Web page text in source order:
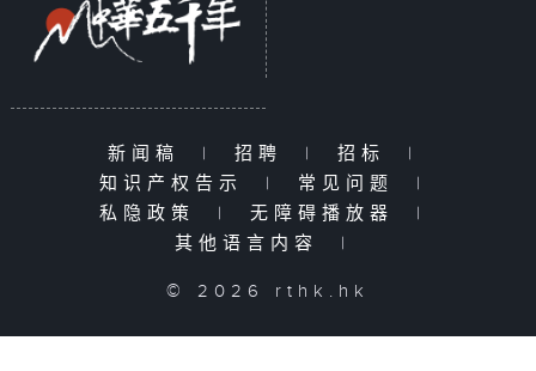
新闻稿 | 招聘 | 招标
|
知识产权告示
| 常见问题
|
私隐政策
| 无障碍播放器
|
其他语言内容
|
© 2026 rthk.hk